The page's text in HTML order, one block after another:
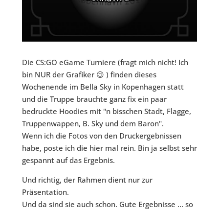
Die CS:GO eGame Turniere (fragt mich nicht! Ich
bin NUR der Grafiker 😉 ) finden dieses
Wochenende im Bella Sky in Kopenhagen statt
und die Truppe brauchte ganz fix ein paar
bedruckte Hoodies mit "n bisschen Stadt, Flagge,
Truppenwappen, B. Sky und dem Baron".
Wenn ich die Fotos von den Druckergebnissen
habe, poste ich die hier mal rein. Bin ja selbst sehr
gespannt auf das Ergebnis.
Und richtig, der Rahmen dient nur zur
Präsentation.
Und da sind sie auch schon. Gute Ergebnisse ... so